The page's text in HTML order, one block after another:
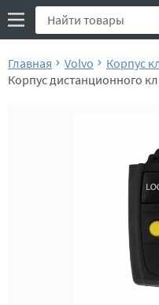
Главная Volvo
Корпус
Корпус дистанционного